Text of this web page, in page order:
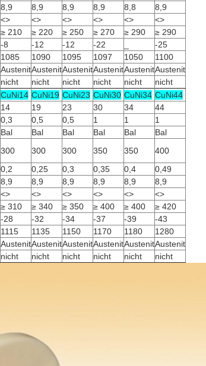
8,9 8,9 8,9 8,9 8,8
8,9
<> <> <> <> <>
<>
≥ 210 ≥ 220 ≥ 250 ≥ 270 ≥ 290
≥ 290
-8 -12 -12 -22
-25
1085 1090 1095 1097 1050
1100
AustenitAustenitAustenitAustenitAustenitAustenit
nicht nicht nicht nicht nicht
nicht
CuNi14 CuNi19 CuNi23 CuNi30 CuNi34 CuNi44
14 19 23 30 34
44
0,3 0,5 0,5 1 1
1
Bal Bal Bal Bal Bal
Bal
300 300 300 350 350
400
0,2 0,25 0,3 0,35 0,4
0,49
8,9 8,9 8,9 8,9 8,9
8,9
<> <> <> <> <>
<>
≥ 310 ≥ 340 ≥ 350 ≥ 400 ≥ 400
≥ 420
-28 -32 -34 -37 -39
-43
1115 1135 1150 1170 1180
1280
AustenitAustenitAustenitAustenitAustenitAustenit
nicht nicht nicht nicht nicht nicht